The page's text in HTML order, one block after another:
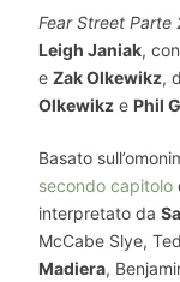
Fear Street Parte
Leigh Janiak,
e Zak Olkewikz,
Olkewikz e Phil
Basato
secondo capitolo
interpretato da
McCabe Slye,
Madiera,